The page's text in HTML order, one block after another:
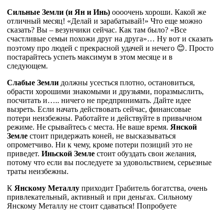
Сильные Земли (и Ян и Инь) оооочень хороши. Какой же
отличный месяц! «Делай и зарабатывай!» Что еще можно
сказать? Вы – везунчики сейчас. Как там было? «Все
счастливые семьи похожи друг на друга»… Ну вот и сказать
поэтому про людей с прекрасной удачей и нечего 😊. Просто
постарайтесь успеть максимум в этом месяце и в
следующем.
Слабые Земли должны усесться плотно, остановиться,
обрасти хорошими знакомыми и друзьями, поразмыслить,
посчитать и….. ничего не предпринимать. Дайте идее
вызреть. Если начать действовать сейчас, финансовые
потери неизбежны. Работайте и действуйте в привычном
режиме. Не срывайтесь с места. Не ваше время. Янской
Земле стоит придержать коней, не высказываться
опрометчиво. Ни к чему, кроме потери позиций это не
приведет. Иньской Земле стоит обуздать свои желания,
потому что если вы последуете за удовольствием, серьезные
траты неизбежны.
К Янскому Металлу приходит Грабитель богатства, очень
привлекательный, активный и при деньгах. Сильному
Янскому Металлу не стоит сдаваться! Попробуете